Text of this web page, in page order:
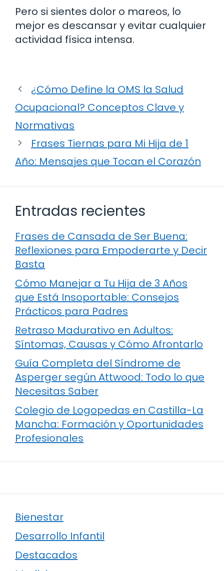
Pero si sientes dolor o mareos, lo
mejor es descansar y evitar cualquier
actividad física intensa.
¿Cómo Define la OMS la Salud
Ocupacional? Conceptos Clave y
Normativas
Frases Tiernas para Mi Hija de 1
Año: Mensajes que Tocan el Corazón
Entradas recientes
Frases de Cansada de Ser Buena:
Reflexiones para Empoderarte y Decir
Basta
Cómo Manejar a Tu Hija de 3 Años
que Está Insoportable: Consejos
Prácticos para Padres
Retraso Madurativo en Adultos:
Síntomas, Causas y Cómo Afrontarlo
Guía Completa del Síndrome de
Asperger según Attwood: Todo lo que
Necesitas Saber
Colegio de Logopedas en Castilla-La
Mancha: Formación y Oportunidades
Profesionales
Bienestar
Desarrollo Infantil
Destacados